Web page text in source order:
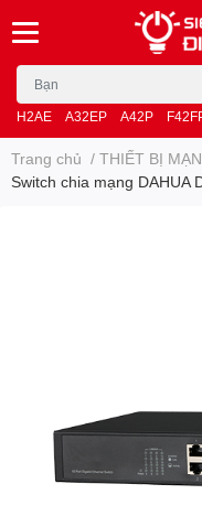
H2AE A32EP A42P
Trang chủ / THIẾT BỊ
Switch chia mạng DAHUA